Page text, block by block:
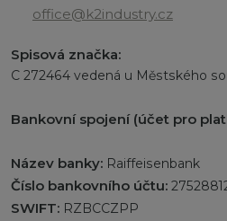
office@k2industry.cz
Spisová značka:
C 272464 vedená u Městského
Bankovní spojení (účet pro
Název banky: Raiffeisenbank
Číslo bankovního účtu:
SWIFT: RZBCCZPP